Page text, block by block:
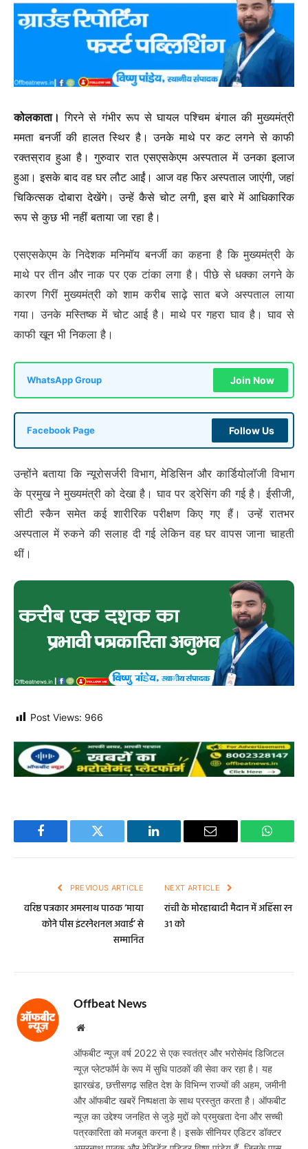
कोलकाता। गिरने से गंभीर रूप से घायल पश्चिम बंगाल की मुख्यमंत्री
ममता बनर्जी की हालत स्थिर है। उनके माथे पर कट लगने से काफी
रक्तस्राव हुआ है। गुरुवार रात एसएसकेएम अस्पताल में उनका इलाज
हुआ। इसके बाद वह घर लौट आईं। आज वह फिर अस्पताल जाएंगी, जहां
चिकित्सक दोबारा देखेंगे। उन्हें कैसे चोट लगी, इस बारे में आधिकारिक
रूप से कुछ भी नहीं बताया जा रहा है।
एसएसकेएम के निदेशक मनिमॉय बनर्जी का कहना है कि मुख्यमंत्री के
माथे पर तीन और नाक पर एक टांका लगा है। पीछे से धक्का लगने के
कारण गिरीं मुख्यमंत्री को शाम करीब साढ़े सात बजे अस्पताल लाया
गया। उनके मस्तिष्क में चोट आई है। माथे पर गहरा घाव है। घाव से
काफी खून भी निकला है।
WhatsApp Group Join Now
Facebook Page Follow Us
उन्होंने बताया कि न्यूरोसर्जरी विभाग, मेडिसिन और कार्डियोलॉजी विभाग
के प्रमुख ने मुख्यमंत्री को देखा है। घाव पर ड्रेसिंग की गई है। ईसीजी,
सीटी स्कैन समेत कई शारीरिक परीक्षण किए गए हैं। उन्हें रातभर
अस्पताल में रुकने की सलाह दी गई लेकिन वह घर वापस जाना चाहती
थीं।
Post Views: 966
Facebook Twitter LinkedIn Email
PREVIOUS ARTICLE
वरिष्ठ पत्रकार अमरनाथ पाठक ‘माया
कोने पीस इंटरनेशनल अवार्ड’ से
सम्मानित
NEXT ARTICLE
रांची के मोरहाबादी मैदान में अहिंसा रन
31 को
Offbeat News
Website
ऑफबीट न्यूज़ वर्ष 2022 से एक स्वतंत्र और भरोसेमंद डिजिटल
न्यूज़ प्लेटफॉर्म के रूप में सुधि पाठकों की सेवा कर रहा है। यह
झारखंड, छत्तीसगढ़ सहित देश के विभिन्न राज्यों की अहम, जमीनी
और ऑफबीट खबरें निष्पक्षता के साथ प्रस्तुत करता है। ऑफबीट
न्यूज़ का उद्देश्य जनहित से जुड़े मुद्दों को प्रमुखता देना और सच्ची
पत्रकारिता को मजबूत करना है। इसके सीनियर एडिटर डॉक्टर